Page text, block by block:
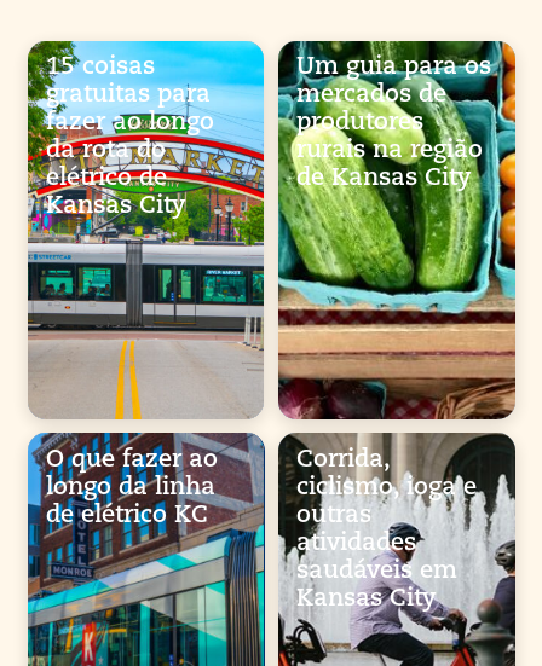
15 coisas
gratuitas para
fazer ao longo
da rota do
elétrico de
Kansas City
Um guia para os
mercados de
produtores
rurais na região
de Kansas City
O que fazer ao
longo da linha
de elétrico KC
Corrida,
ciclismo, ioga e
outras
atividades
saudáveis em
Kansas City